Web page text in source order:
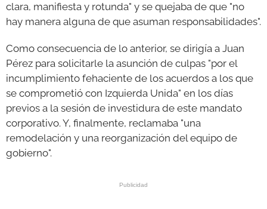
clara, manifiesta y rotunda" y se quejaba de que "no
hay manera alguna de que asuman responsabilidades".
Como consecuencia de lo anterior, se dirigía a Juan
Pérez para solicitarle la asunción de culpas "por el
incumplimiento fehaciente de los acuerdos a los que
se comprometió con Izquierda Unida" en los días
previos a la sesión de investidura de este mandato
corporativo. Y, finalmente, reclamaba "una
remodelación y una reorganización del equipo de
gobierno".